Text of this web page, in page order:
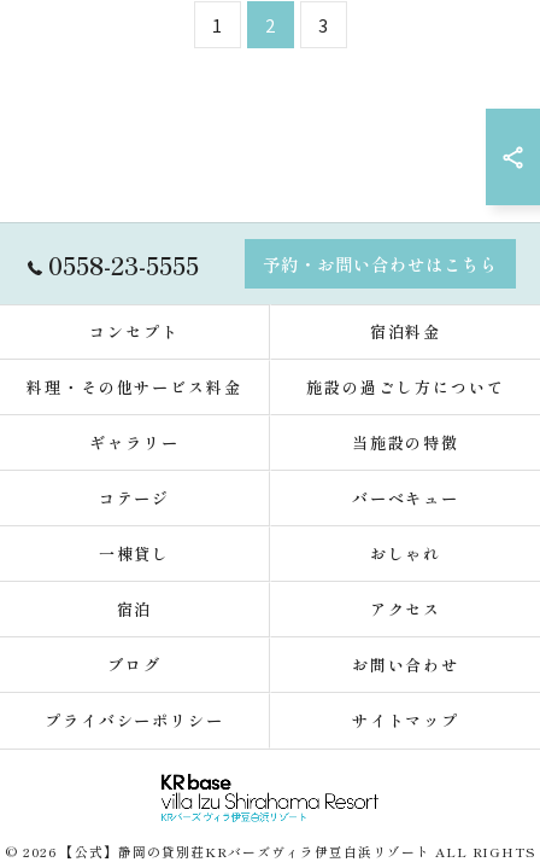
1 2 3
0558-23-5555 予約・お問い合わせはこちら
コンセプト 宿泊料金
料理・その他サービス料金 施設の過ごし方について
ギャラリー 当施設の特徴
コテージ バーベキュー
一棟貸し おしゃれ
宿泊 アクセス
ブログ お問い合わせ
プライバシーポリシー サイトマップ
© 2026 【公式】静岡の貸別荘KRバーズヴィラ伊豆白浜リゾート ALL RIGHTS